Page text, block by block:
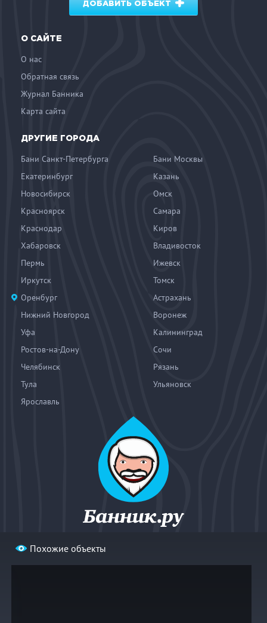
Похожие объекты
ДОБАВИТЬ ОБЪЕКТ
О САЙТЕ
О нас
Обратная связь
Журнал Банника
Карта сайта
ДРУГИЕ ГОРОДА
Бани Санкт-Петербурга
Бани Москвы
Екатеринбург
Казань
Новосибирск
Омск
Красноярск
Самара
Краснодар
Киров
Хабаровск
Владивосток
Пермь
Ижевск
Иркутск
Томск
Оренбург
Астрахань
Нижний Новгород
Воронеж
Уфа
Калининград
Ростов-на-Дону
Сочи
Челябинск
Рязань
Тула
Ульяновск
Ярославль